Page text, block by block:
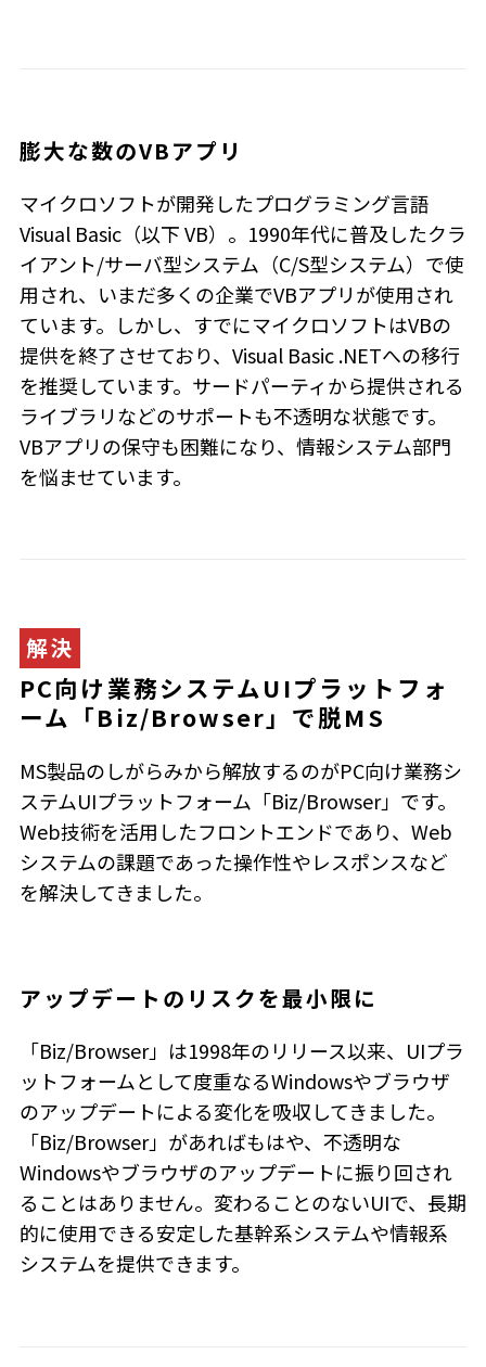
膨大な数のVBアプリ
マイクロソフトが開発したプログラミング言語
Visual Basic（以下 VB）。1990年代に普及したクラ
イアント/サーバ型システム（C/S型システム）で使
用され、いまだ多くの企業でVBアプリが使用され
ています。しかし、すでにマイクロソフトはVBの
提供を終了させており、Visual Basic .NETへの移行
を推奨しています。サードパーティから提供される
ライブラリなどのサポートも不透明な状態です。
VBアプリの保守も困難になり、情報システム部門
を悩ませています。
解決
PC向け業務システムUIプラットフォ
ーム「Biz/Browser」で脱MS
MS製品のしがらみから解放するのがPC向け業務シ
ステムUIプラットフォーム「Biz/Browser」です。
Web技術を活用したフロントエンドであり、Web
システムの課題であった操作性やレスポンスなど
を解決してきました。
アップデートのリスクを最小限に
「Biz/Browser」は1998年のリリース以来、UIプラ
ットフォームとして度重なるWindowsやブラウザ
のアップデートによる変化を吸収してきました。
「Biz/Browser」があればもはや、不透明な
Windowsやブラウザのアップデートに振り回され
ることはありません。変わることのないUIで、長期
的に使用できる安定した基幹系システムや情報系
システムを提供できます。